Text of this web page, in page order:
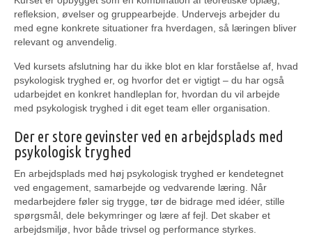
refleksion, øvelser og gruppearbejde. Undervejs arbejder du
med egne konkrete situationer fra hverdagen, så læringen bliver
relevant og anvendelig.
Ved kursets afslutning har du ikke blot en klar forståelse af, hvad
psykologisk tryghed er, og hvorfor det er vigtigt – du har også
udarbejdet en konkret handleplan for, hvordan du vil arbejde
med psykologisk tryghed i dit eget team eller organisation.
Der er store gevinster ved en arbejdsplads med
psykologisk tryghed
En arbejdsplads med høj psykologisk tryghed er kendetegnet
ved engagement, samarbejde og vedvarende læring. Når
medarbejdere føler sig trygge, tør de bidrage med idéer, stille
spørgsmål, dele bekymringer og lære af fejl. Det skaber et
arbejdsmiljø, hvor både trivsel og performance styrkes.